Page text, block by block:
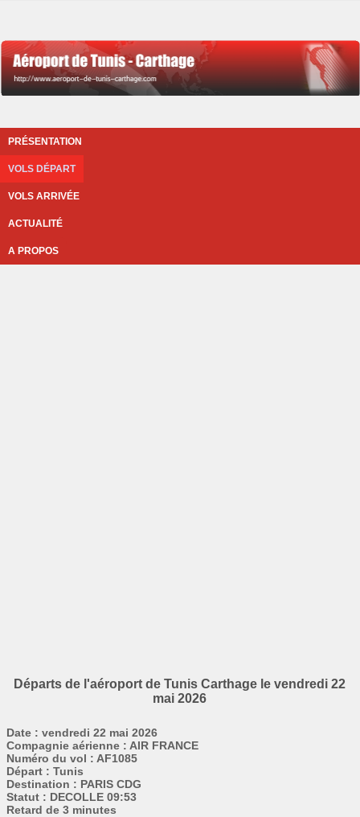
PRÉSENTATION
VOLS DÉPART
VOLS ARRIVÉE
ACTUALITÉ
A PROPOS
Départs de l'aéroport de Tunis Carthage le vendredi 22
mai 2026
Date : vendredi 22 mai 2026
Compagnie aérienne : AIR FRANCE
Numéro du vol : AF1085
Départ : Tunis
Destination : PARIS CDG
Statut : DECOLLE 09:53
Retard de 3 minutes